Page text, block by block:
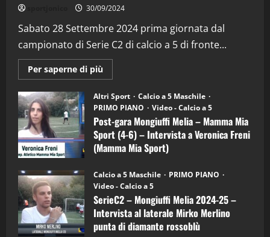
30/09/2024
Sabato 28 Settembre 2024 prima giornata dal
campionato di Serie C2 di calcio a 5 di fronte...
Per saperne di più
informazioni
Post-
gara
Mongiuffi
Melia
–
Mamma
Mia
Sport
6)
–
Intervista
a
mister
Arturo
Carciotto
(Mongiuffi
Altri Sport
Calcio a 5 Maschile
PRIMO PIANO
Video - Calcio a 5
Post-gara Mongiuffi Melia – Mamma Mia
Sport (4-6) – Intervista a Veronica Freni
(Mamma Mia Sport)
Calcio a 5 Maschile
PRIMO PIANO
Video - Calcio a 5
SerieC2 – Mongiuffi Melia 2024-25 –
Intervista al laterale Mirko Merlino
punta di diamante rossoblù
2 28/04/2026
3
"SportEmpire" in Podcast
“SportEmpire” in Podcast: 28^ Puntata
(Martedi 21 Aprile 2026)
4
"SportEmpire" in Podcast Sport News
“SportEmpire” in Podcast: 27^ Puntata
(Martedi 14 Aprile 2026)
"SportEmpire" in Podcast
“SportEmpire” in Podcast: 26^ Puntata
(Martedi 07 Aprile 2026)